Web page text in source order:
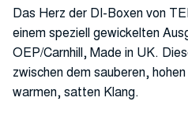
Das Herz der DI-Boxen von
einem speziell gewickelten
OEP/Carnhill, Made in UK.
zwischen dem sauberen,
warmen, satten Klang.